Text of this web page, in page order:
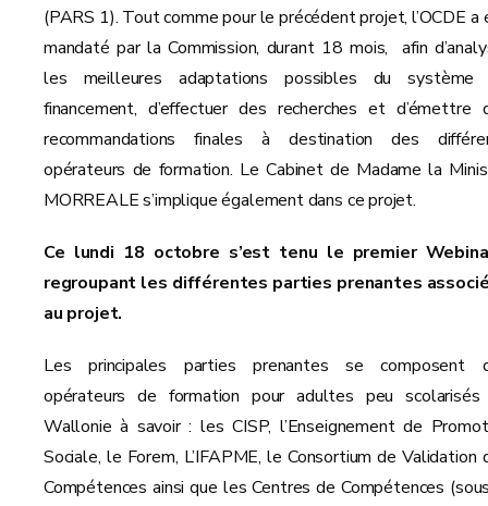
(PARS 1). Tout comme pour le précédent projet, l’OCDE a
mandaté par la Commission, durant 18 mois, afin
les meilleures adaptations possibles du système
financement, d’effectuer des recherches et d’émettre
recommandations finales à destination des
opérateurs de formation. Le Cabinet de Madame la
MORREALE s’implique également dans ce projet.
Ce lundi 18 octobre s’est tenu le premier
regroupant les différentes parties prenantes
au projet.
Les principales parties prenantes se composent
opérateurs de formation pour adultes peu scolarisés
Wallonie à savoir : les CISP, l’Enseignement de
Sociale, le Forem, L’IFAPME, le Consortium de Validation
Compétences ainsi que les Centres de Compétences